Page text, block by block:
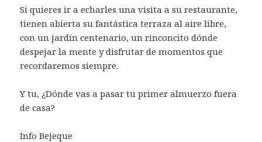
Si quieres ir a echarles una visita a su restaurante,
tienen abierta su fantástica terraza al aire libre,
con un jardín centenario, un rinconcito dónde
despejar la mente y disfrutar de momentos que
recordaremos siempre.
Y tu, ¿Dónde vas a pasar tu primer almuerzo fuera
de casa?
Info Bejeque